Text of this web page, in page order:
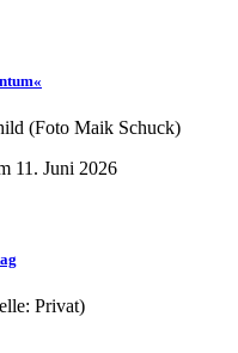
11. Juni 2026